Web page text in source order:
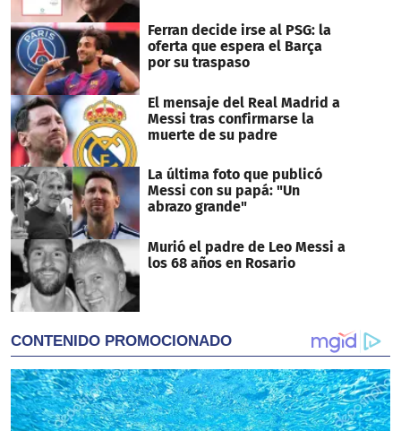
Ferran decide irse al PSG: la
oferta que espera el Barça
por su traspaso
El mensaje del Real Madrid a
Messi tras confirmarse la
muerte de su padre
La última foto que publicó
Messi con su papá: "Un
abrazo grande"
Murió el padre de Leo Messi a
los 68 años en Rosario